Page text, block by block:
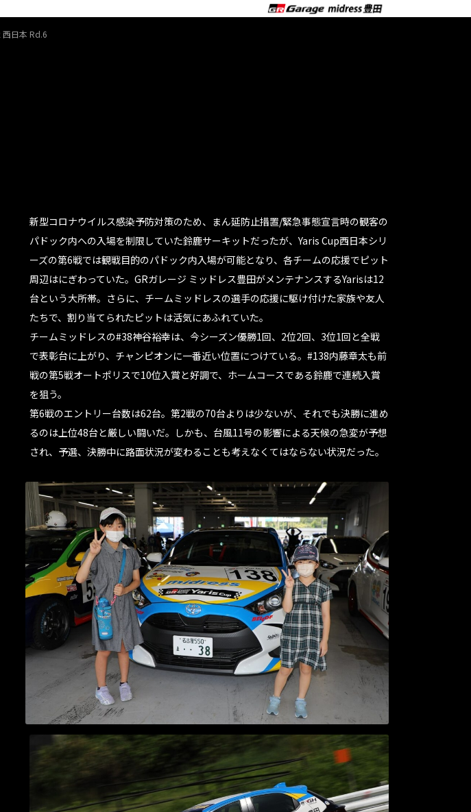
西日本 Rd.6
新型コロナウイルス感染予防対策のため、まん延防止措置/緊急事態宣言時の観客の
パドック内への入場を制限していた鈴鹿サーキットだったが、Yaris Cup西日本シリ
ーズの第6戦では観戦目的のパドック内入場が可能となり、各チームの応援でピット
周辺はにぎわっていた。GRガレージ ミッドレス豊田がメンテナンスするYarisは12
台という大所帯。さらに、チームミッドレスの選手の応援に駆け付けた家族や友人
たちで、割り当てられたピットは活気にあふれていた。
チームミッドレスの#38神谷裕幸は、今シーズン優勝1回、2位2回、3位1回と全戦
で表彰台に上がり、チャンピオンに一番近い位置につけている。#138内藤章太も前
戦の第5戦オートポリスで10位入賞と好調で、ホームコースである鈴鹿で連続入賞
を狙う。
第6戦のエントリー台数は62台。第2戦の70台よりは少ないが、それでも決勝に進め
るのは上位48台と厳しい闘いだ。しかも、台風11号の影響による天候の急変が予想
され、予選、決勝中に路面状況が変わることも考えなくてはならない状況だった。